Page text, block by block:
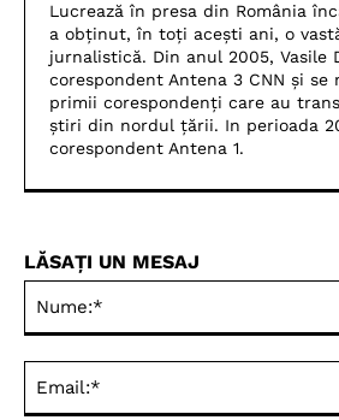
Lucrează în presa din România
a obținut, în toți acești ani, o
jurnalistică. Din anul 2005, Vasile
corespondent Antena 3 CNN și
primii corespondenți care au
știri din nordul țării. In perioada
corespondent Antena 1.
LĂSAȚI UN MESAJ